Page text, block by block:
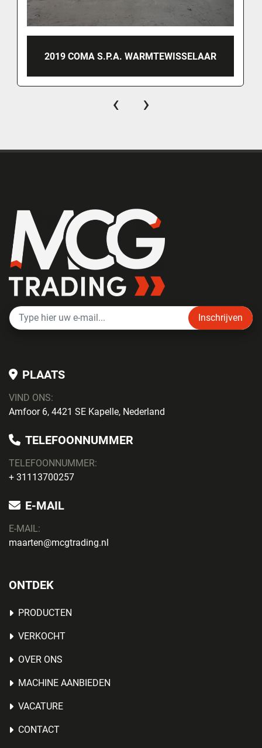
2019 COMA S.P.A. WARMTEWISSELAAR
‹ ›
Inschrijven
PLAATS
VIND ONS:
Amfoor 6, 4421 SE Kapelle, Nederland
TELEFOONNUMMER
TELEFOONNUMMER:
+ 31113700257
E-MAIL
E-MAIL:
maarten@mcgtrading.nl
ONTDEK
PRODUCTEN
VERKOCHT
OVER ONS
MACHINE AANBIEDEN
VACATURE
CONTACT